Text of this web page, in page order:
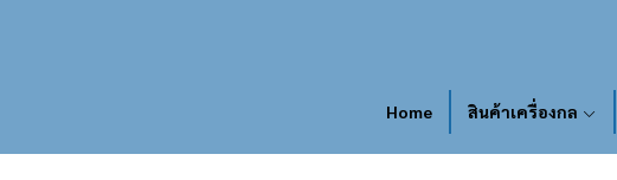
Home สินค้าเครื่องกล